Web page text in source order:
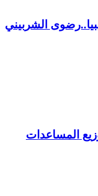
الشربيني
المساعدات